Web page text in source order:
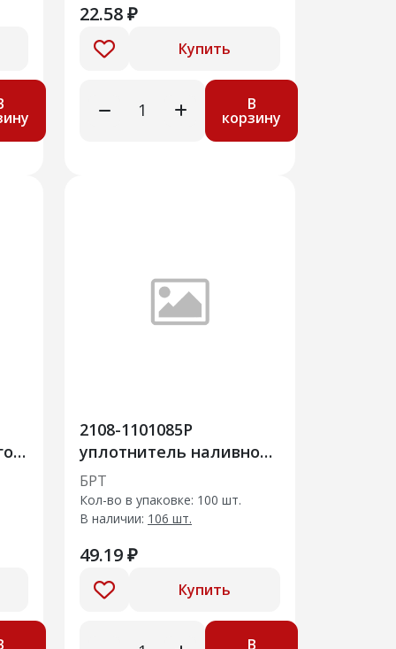
22.58 ₽
Купить
В
корзину
2108-1101085Р
уплотнитель наливной
трубы топлив.бака
БРТ
Кол-во в упаковке: 100 шт.
В наличии: 106 шт.
49.19 ₽
Купить
В